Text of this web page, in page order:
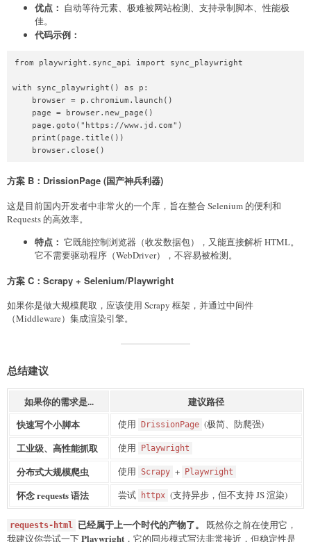
优点： 自动等待元素、极难被网站检测、支持录制脚本、性能极
佳。
代码示例：
from playwright.sync_api import sync_playwright
with sync_playwright() as p:
    browser = p.chromium.launch()
    page = browser.new_page()
    page.goto("https://www.jd.com")
    print(page.title())
方案 B：DrissionPage (国产神兵利器)
这是目前国内开发者中非常火的一个库，旨在整合 Selenium 的便利和
Requests 的高效率。
特点： 它既能控制浏览器（收发数据包），又能直接解析 HTML。
它不需要驱动程序（WebDriver），不容易被检测。
方案 C：Scrapy + Selenium/Playwright
如果你是做大规模爬取，应该使用 Scrapy 框架，并通过中间件
（Middleware）集成渲染引擎。
总结建议
如果你的需求是...
建议路径
快速写个小脚本
使用 DrissionPage (极简、防爬强)
工业级、高性能抓取 使用 Playwright
分布式大规模爬虫 使用 Scrapy + Playwright
怀念 requests 语法 尝试 httpx (支持异步，但不支持 JS 渲染)
requests-html 已经属于上一个时代的产物了。
既然你之前在使用它，
我建议你尝试一下Playwright ，它的同步模式写法非常接近，但稳定性是